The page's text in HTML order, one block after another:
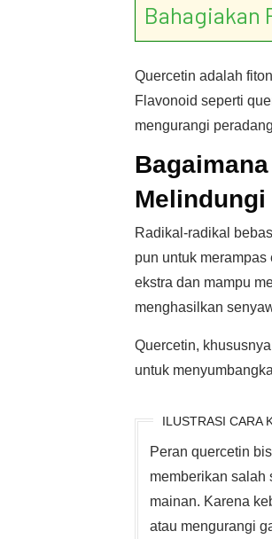
Bahagiakan
Quercetin adalah
Flavonoid seperti
mengurangi
Melindungi
Radikal-radikal
pun untuk
ekstra dan mampu
menghasilkan
Quercetin,
untuk
ILUSTRASI CARA
Peran quercetin
memberikan salah
mainan. Karena
atau mengurangi